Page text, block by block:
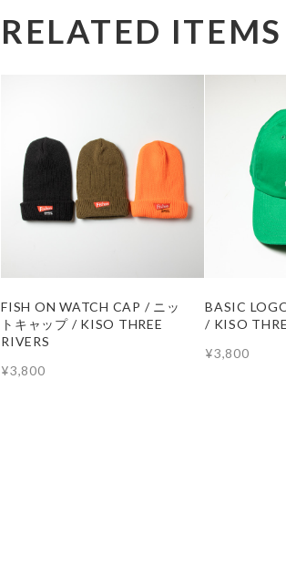
RELATED ITEMS
FISH ON WATCH CAP / ニッ
トキャップ / KISO THREE
RIVERS
¥3,800
BASIC
/ KISO
¥3,800